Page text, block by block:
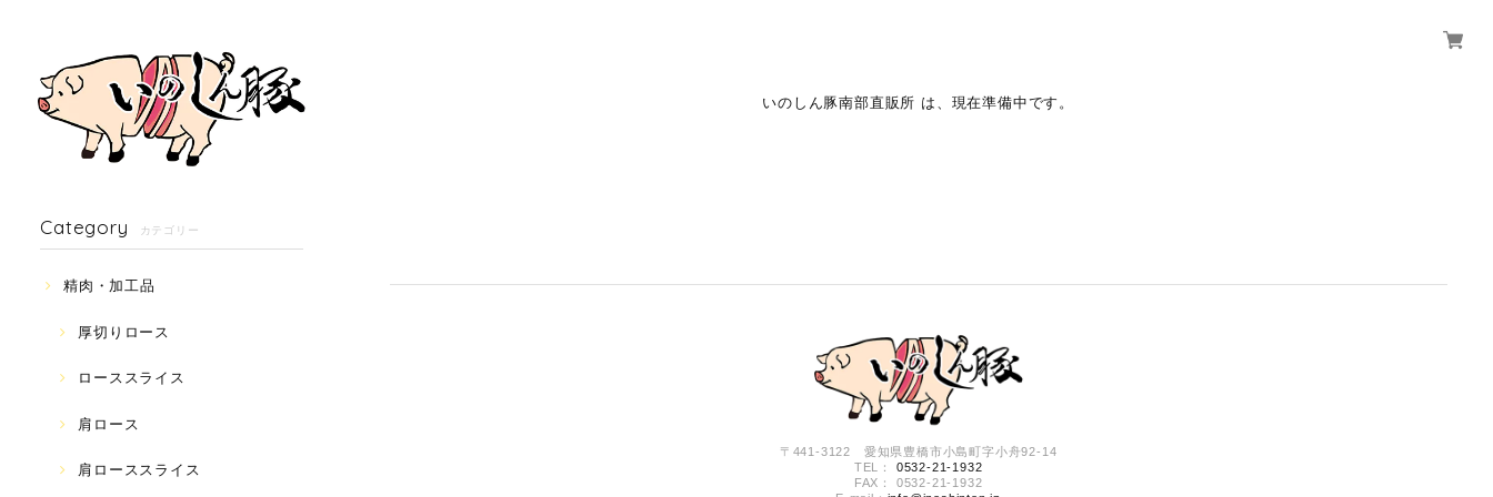
Category カテゴリー
精肉・加工品
厚切りロース
ローススライス
肩ロース
肩ローススライス
いのしん豚南部直販所 は、現在準備中です。
〒441-3122 愛知県豊橋市小島町字小舟92-14
TEL： 0532-21-1932
FAX： 0532-21-1932